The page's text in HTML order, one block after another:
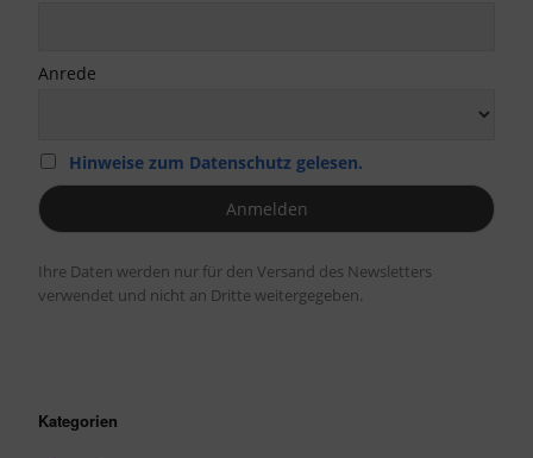
Anrede
Hinweise zum Datenschutz gelesen.
Ihre Daten werden nur für den Versand des Newsletters
verwendet und nicht an Dritte weitergegeben.
Kategorien